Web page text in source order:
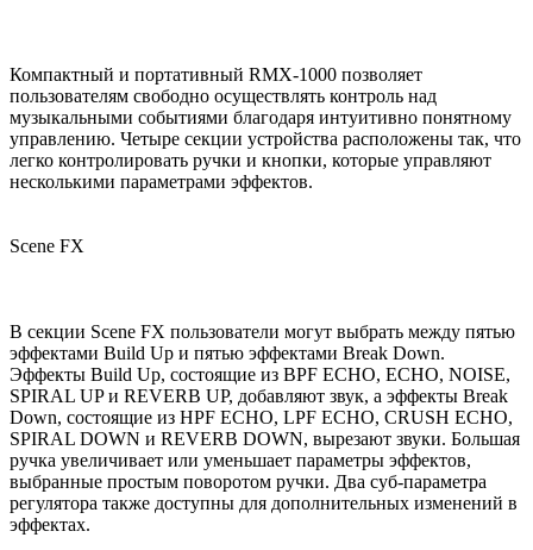
Компактный и портативный RMX-1000 позволяет
пользователям свободно осуществлять контроль над
музыкальными событиями благодаря интуитивно понятному
управлению. Четыре секции устройства расположены так, что
легко контролировать ручки и кнопки, которые управляют
несколькими параметрами эффектов.
Scene FX
В секции Scene FX пользователи могут выбрать между пятью
эффектами Build Up и пятью эффектами Break Down.
Эффекты Build Up, состоящие из BPF ECHO, ECHO, NOISE,
SPIRAL UP и REVERB UP, добавляют звук, а эффекты Break
Down, состоящие из HPF ECHO, LPF ECHO, CRUSH ECHO,
SPIRAL DOWN и REVERB DOWN, вырезают звуки. Большая
ручка увеличивает или уменьшает параметры эффектов,
выбранные простым поворотом ручки. Два суб-параметра
регулятора также доступны для дополнительных изменений в
эффектах.